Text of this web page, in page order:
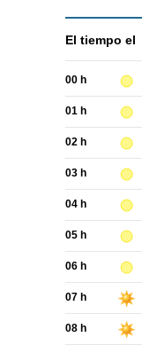
El tiempo el
00 h
01 h
02 h
03 h
04 h
05 h
06 h
07 h
08 h